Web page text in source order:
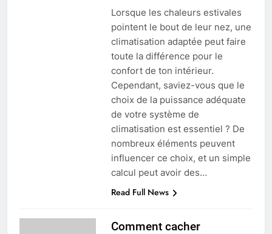
Lorsque les chaleurs estivales
pointent le bout de leur nez, une
climatisation adaptée peut faire
toute la différence pour le
confort de ton intérieur.
Cependant, saviez-vous que le
choix de la puissance adéquate
de votre système de
climatisation est essentiel ? De
nombreux éléments peuvent
influencer ce choix, et un simple
calcul peut avoir des…
Read Full News
Comment cacher